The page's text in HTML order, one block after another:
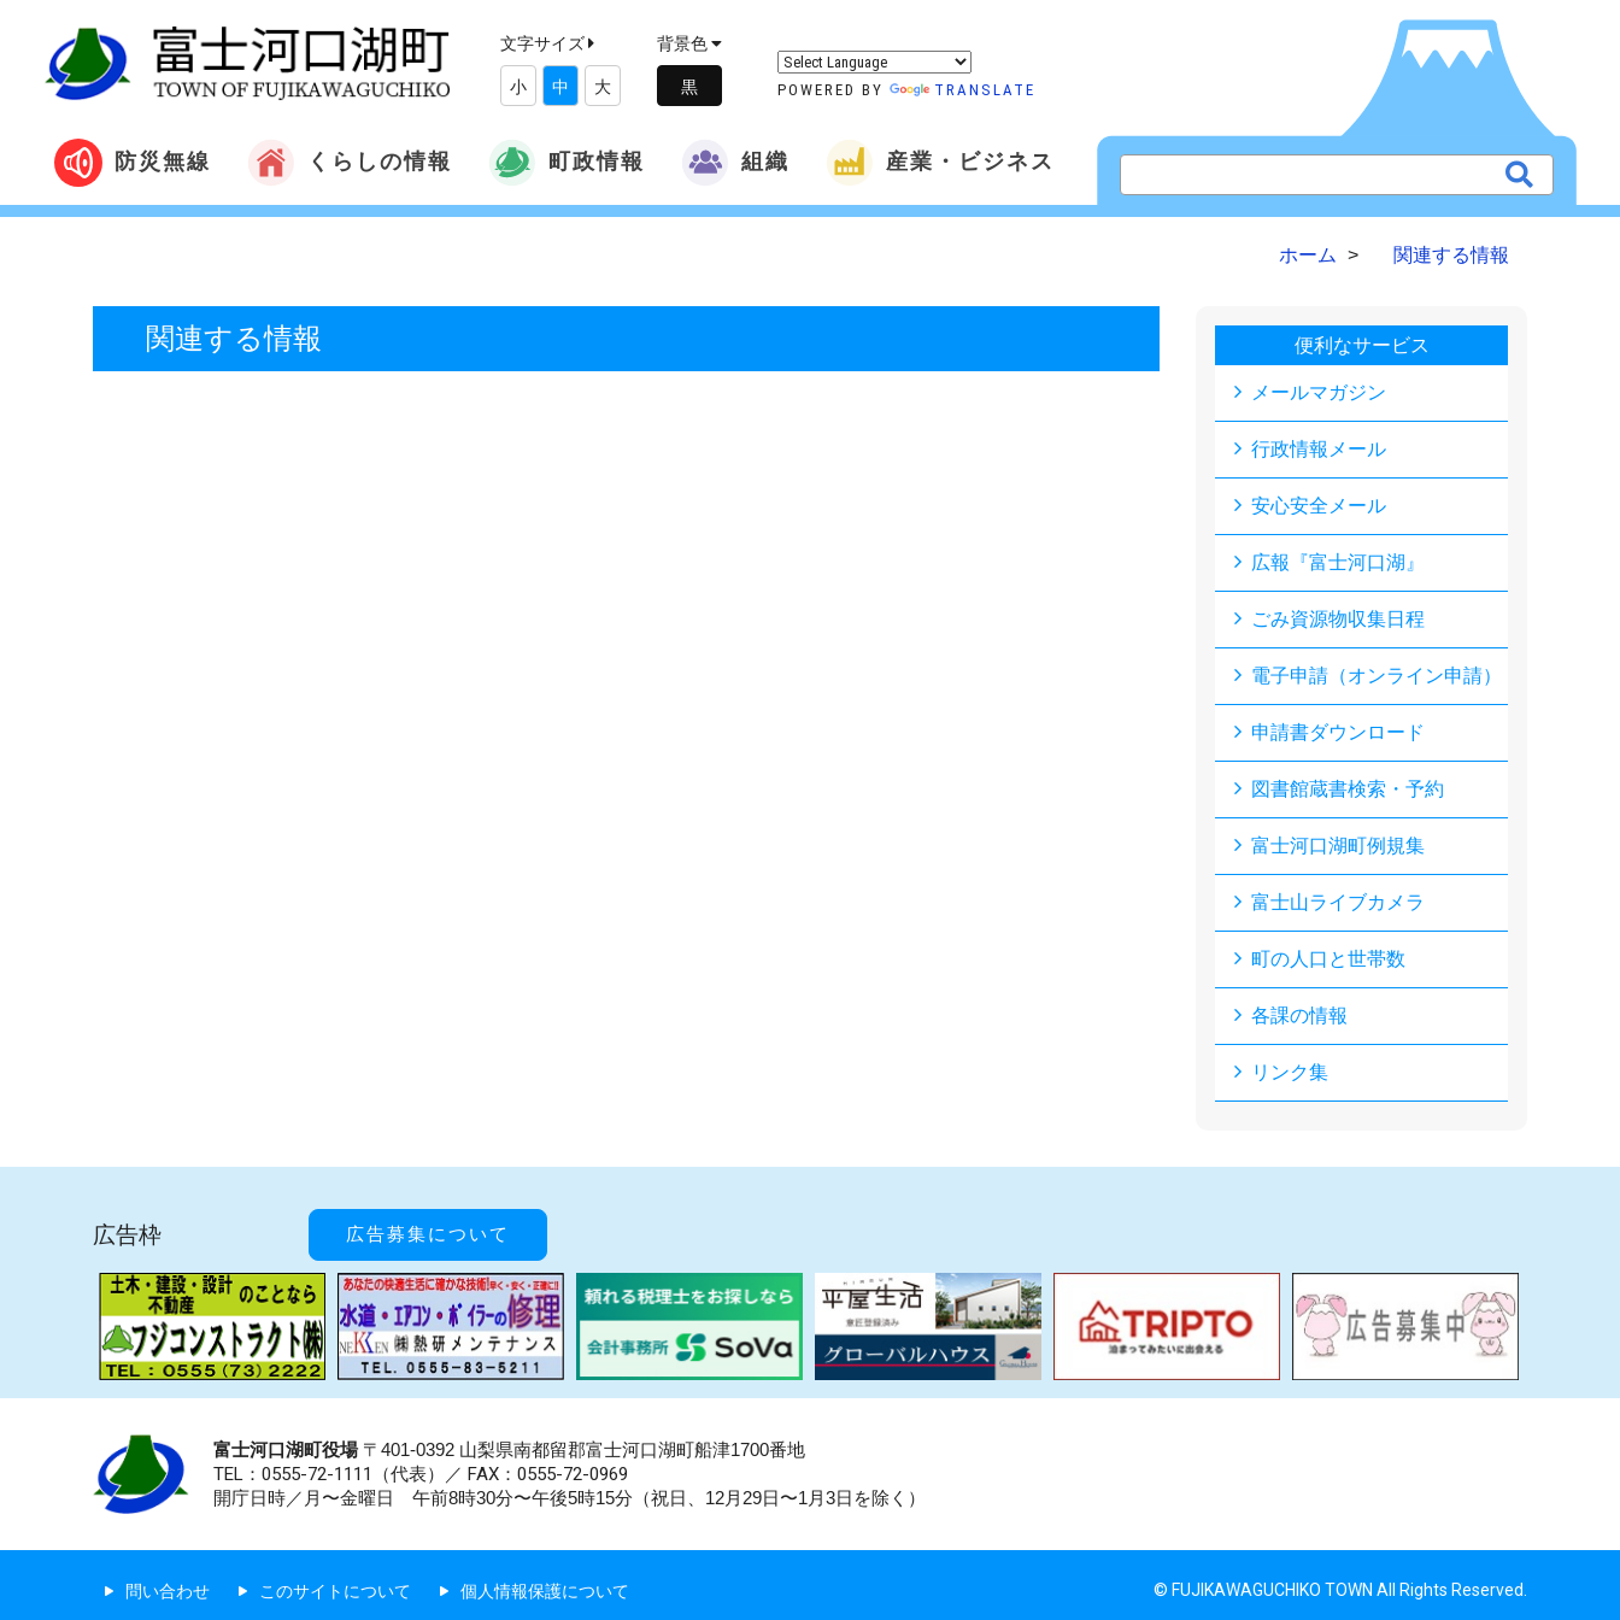
文字サイズ
小 中 大
背景色
POWERED BY TRANSLATE
防災無線 くらしの情報 町政情報 組織 産業・ビジネス
ホーム 関連する情報
関連する情報 便利なサービス
メールマガジン
行政情報メール
安心安全メール
広報『富士河口湖』
ごみ資源物収集日程
電子申請（オンライン申請）
申請書ダウンロード
図書館蔵書検索・予約
富士河口湖町例規集
富士山ライブカメラ
町の人口と世帯数
各課の情報
リンク集
広告枠 広告募集について
富士河口湖町役場〒401-0392 山梨県南都留郡富士河口湖町船津1700番地
TEL：0555-72-1111 （代表）／ FAX：0555-72-0969
開庁日時／月〜金曜日 午前8時30分〜午後5時15分（祝日、12月29日〜1月3日を除く）
問い合わせ このサイトについて 個人情報保護について © FUJIKAWAGUCHIKO TOWN All Rights Reserved.